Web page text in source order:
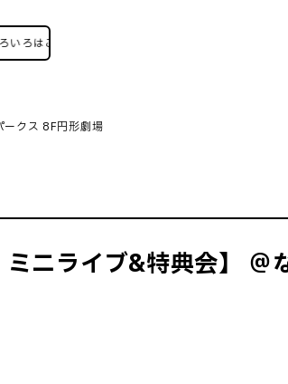
ちら！
ークス 8F円形劇場
ニライブ&特典会】 ＠